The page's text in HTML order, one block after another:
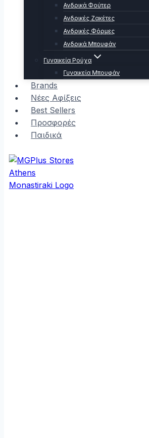
Ανδρικά Φούτερ
Ανδρικές Ζακέτες
Ανδρικές Φόρμες
Ανδρικά Μπουφάν
Γυναικεία Ρούχα
Γυναικεία Μπουφάν
Brands
Νέες Αφίξεις
Best Sellers
Προσφορές
Παιδικά